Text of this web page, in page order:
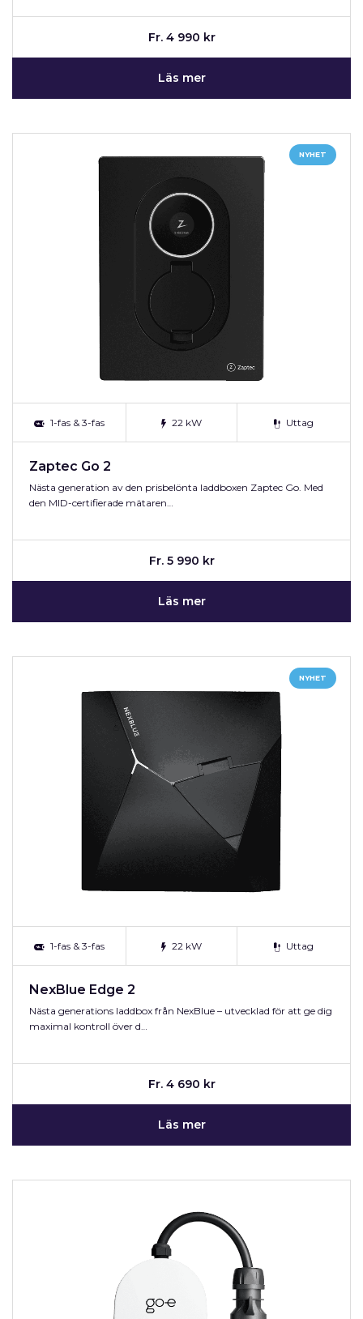
Fr. 4 990 kr
Läs mer
NYHET
1-fas & 3-fas 22 kW Uttag
Zaptec Go 2
Nästa generation av den prisbelönta laddboxen Zaptec Go. Med
den MID-certifierade mätaren…
Fr. 5 990 kr
Läs mer
NYHET
1-fas & 3-fas 22 kW Uttag
NexBlue Edge 2
Nästa generations laddbox från NexBlue – utvecklad för att ge dig
maximal kontroll över d…
Fr. 4 690 kr
Läs mer